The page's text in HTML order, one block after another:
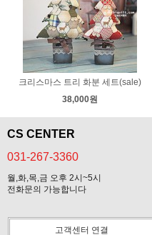
크리스마스 트리 화분 세트(sale)
38,000원
CS CENTER
031-267-3360
월,화,목,금 오후 2시~5시
전화문의 가능합니다
고객센터 연결